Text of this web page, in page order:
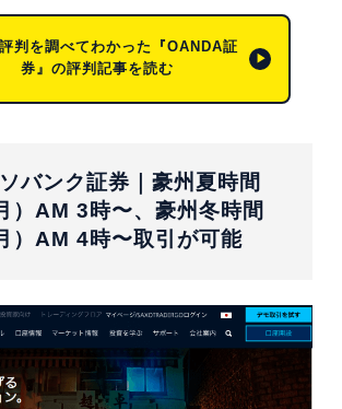
判を調べてわかった『OANDA証
券』の評判記事を読む
バンク証券｜豪州夏時間
）AM 3時〜、豪州冬時間
）AM 4時〜取引が可能